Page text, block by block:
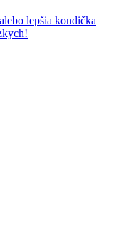
lepšia kondička